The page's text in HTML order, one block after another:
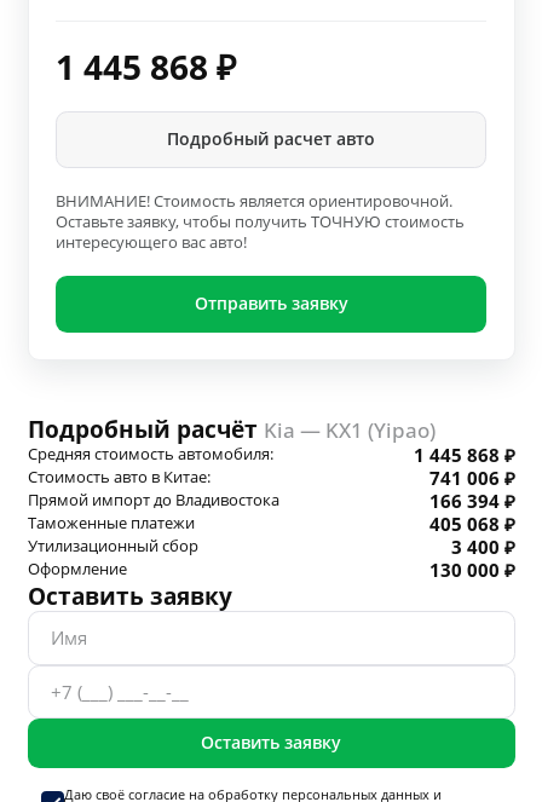
1 445 868 ₽
Подробный расчет авто
ВНИМАНИЕ! Стоимость является ориентировочной.
Оставьте заявку, чтобы получить ТОЧНУЮ стоимость
интересующего вас авто!
Отправить заявку
Подробный расчёт Kia — KX1 (Yipao)
Средняя стоимость автомобиля: 1 445 868 ₽
Стоимость авто в Китае: 741 006 ₽
Прямой импорт до Владивостока 166 394 ₽
Таможенные платежи 405 068 ₽
Утилизационный сбор 3 400 ₽
Оформление 130 000 ₽
Оставить заявку
Оставить заявку
Даю своё согласие на обработку персональных данныхи